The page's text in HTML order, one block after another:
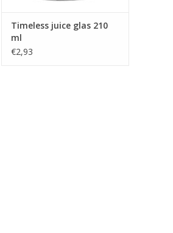
Timeless juice glas 210
ml
€2,93